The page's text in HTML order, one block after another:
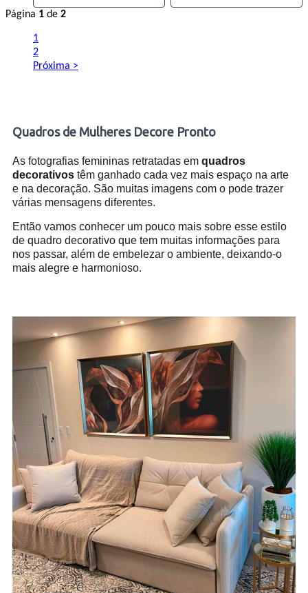
Página 1 de 2
1
2
Próxima >
Quadros de Mulheres Decore Pronto
As fotografias femininas retratadas em quadros
decorativos têm ganhado cada vez mais espaço na arte
e na decoração. São muitas imagens com o pode trazer
várias mensagens diferentes.
Então vamos conhecer um pouco mais sobre esse estilo
de quadro decorativo que tem muitas informações para
nos passar, além de embelezar o ambiente, deixando-o
mais alegre e harmonioso.